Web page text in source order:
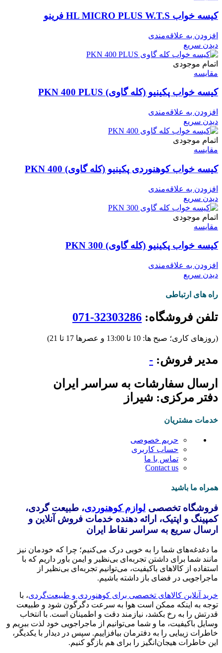
کیسه خواب HL MICRO PLUS W.T.S فرینو
افزودن به علاقه‌مندی
دیدن سریع
اتمام موجودی
مقایسه
کیسه خواب پکینیو (کله گاوی) PKN 400 PLUS
افزودن به علاقه‌مندی
دیدن سریع
اتمام موجودی
مقایسه
کیسه خواب کوهنوردی پکینیو (کله گاوی) PKN 400
افزودن به علاقه‌مندی
دیدن سریع
اتمام موجودی
مقایسه
کیسه خواب پکینیو (کله گاوی) PKN 300
افزودن به علاقه‌مندی
دیدن سریع
راه های ارتباطی
تلفن فروشگاه: 32303286-071
(روزهای کاری؛ صبح ها: 10 تا 13:00 و عصرها 17 تا 21)
مدیر فروش: -
ارسال سفارشات به سراسر ایران
دفتر مرکزی: شیراز
خدمات مشتریان
حریم خصوصی
حساب کاربری
تماس با ما
Contact us
همراه ما باشید
فروشگاه تخصصی لوازم کوهنوردی، طبیعت گردی،
کمپینگ و اپتیک، ارائه دهنده خدمات فروش آنلاین و
ارسال سریع به سراسر نقاط ایران
ما دغدغه‌های شما را به خوبی درک می‌کنیم؛ چرا که خودمان نیز
مانند شما برای داشتن تجربه‌ای بی‌نظیر و ایمن باور داریم که با
استفاده از کالاهای باکیفیت، می‌توانیم تجربه‌ای بی‌نظیر از
ماجراجویی در فضای باز داشته باشیم.
خرید آنلاین کالاهای تخصصی برای کوهنوردی و طبیعت‌گردی، با
توجه به اینکه ممکن است هوا به سرعت دگرگون شود و طبیعت
قدرتش را به رخ بکشد، نیازمند دقت و اطمینان است. با انتخاب
وسایل باکیفیت، ما و شما می‌توانیم از ماجراجویی خود لذت ببریم و
خاطرات زیبایی را به دفترمان بیافزاییم. سپس در دیدار با یکدیگر،
این خاطرات هیجان‌انگیز را برای هم بازگو کنیم.